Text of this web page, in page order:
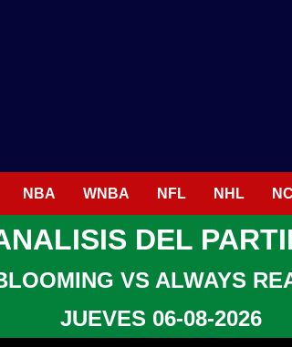
NBA WNBA NFL NHL
DEL
VS ALWAYS
JUEVES 06-08-2026